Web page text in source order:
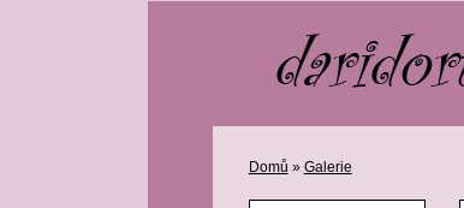
Domů » Galerie